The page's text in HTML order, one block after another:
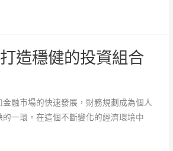
造穩健的投資組合
金融市場的快速發展，財務規劃成為個人
一環。在這個不斷變化的經濟環境中